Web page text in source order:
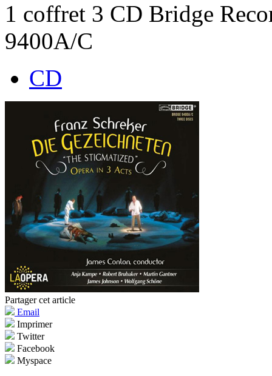
1 coffret 3 CD Bridge
9400A/C
CD
Partager cet article
Email
Imprimer
Twitter
Facebook
Myspace